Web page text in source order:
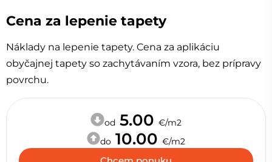
Cena za lepenie tapety
Náklady na lepenie tapety. Cena za aplikáciu
obyčajnej tapety so zachytávaním vzora, bez prípravy
povrchu.
od5.00 €/m2
do 10.00 €/m2